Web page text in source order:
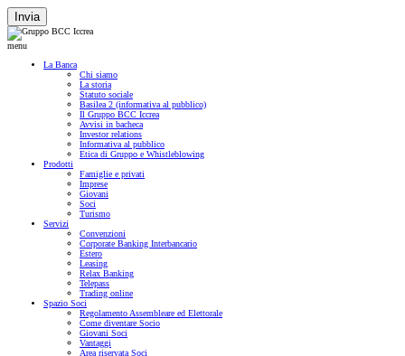
Invia
menu
La Banca
Chi siamo
La storia
Statuto sociale
Basilea 2 (informativa al pubblico)
Il Gruppo BCC Iccrea
Avvisi in bacheca
Investor relations
Informativa al pubblico
Etica di Gruppo e Whistleblowing
Prodotti
Famiglie e privati
Imprese
Giovani
Soci
Turismo
Servizi
Convenzioni
Corporate Banking Interbancario
Estero
Leasing
Relax Banking
Telepass
Trading online
Spazio Soci
Regolamento Assembleare ed Elettorale
Come diventare Socio
Giovani Soci
Vantaggi
Area riservata Soci